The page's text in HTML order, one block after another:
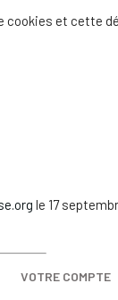
et cette
le 17
VOTRE COMPTE